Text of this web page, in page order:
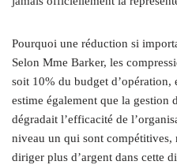
Pourquoi une réduction si
Selon Mme Barker, les
soit 10% du budget
estime également que la gestion
dégradait l’efficacité de
niveau un qui sont compétitives,
diriger plus d’argent dans cette